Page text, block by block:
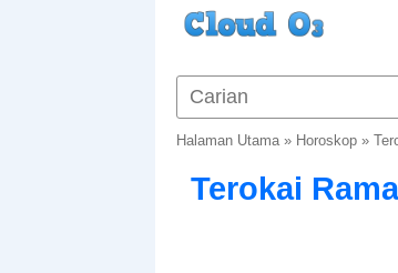
Halaman Utama» Horoskop»
Terokai